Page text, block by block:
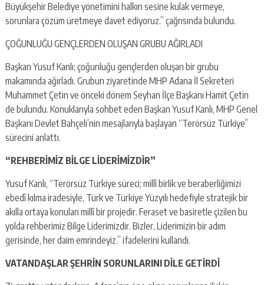
Büyükşehir Belediye yönetimini halkın sesine kulak vermeye,
sorunlara çözüm üretmeye davet ediyoruz.” çağrısında bulundu.
ÇOĞUNLUĞU GENÇLERDEN OLUŞAN GRUBU AĞIRLADI
Başkan Yusuf Kanlı; çoğunluğu gençlerden oluşan bir grubu
makamında ağırladı. Grubun ziyaretinde MHP Adana İl Sekreteri
Muhammet Çetin ve önceki dönem Seyhan İlçe Başkanı Hamit Çetin
de bulundu. Konuklarıyla sohbet eden Başkan Yusuf Kanlı, MHP Genel
Başkanı Devlet Bahçeli’nin mesajlarıyla başlayan “Terörsüz Türkiye”
sürecini anlattı.
“REHBERİMİZ BİLGE LİDERİMİZDİR”
Yusuf Kanlı, “Terörsüz Türkiye süreci; millî birlik ve beraberliğimizi
ebedî kılma iradesiyle, Türk ve Türkiye Yüzyılı hedefiyle stratejik bir
akılla ortaya konulan millî bir projedir. Feraset ve basiretle çizilen bu
yolda rehberimiz Bilge Liderimizdir. Bizler, Liderimizin bir adım
gerisinde, her daim emrindeyiz.” ifadelerini kullandı.
VATANDAŞLAR ŞEHRİN SORUNLARINI DİLE GETİRDİ